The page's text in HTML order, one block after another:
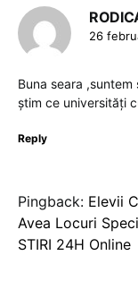
26
Buna seara
știm ce universități
Reply
Pingback: Elevii
Avea Locuri
STIRI 24H Online